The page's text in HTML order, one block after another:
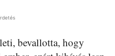
bevallotta, hogy